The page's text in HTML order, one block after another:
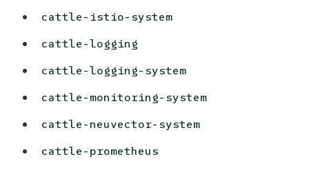
cattle-istio-system
cattle-logging
cattle-logging-system
cattle-monitoring-system
cattle-neuvector-system
cattle-prometheus